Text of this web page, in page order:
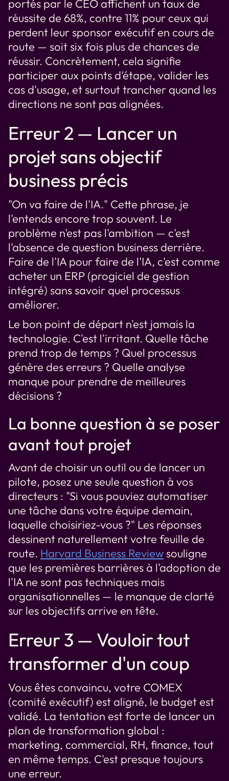
portés par le CEO affichent un taux de
réussite de 68%, contre 11% pour ceux qui
perdent leur sponsor exécutif en cours de
route — soit six fois plus de chances de
réussir. Concrètement, cela signifie
participer aux points d'étape, valider les
cas d'usage, et surtout trancher quand les
directions ne sont pas alignées.
Erreur 2 — Lancer un
projet sans objectif
business précis
"On va faire de l'IA." Cette phrase, je
l'entends encore trop souvent. Le
problème n'est pas l'ambition — c'est
l'absence de question business derrière.
Faire de l'IA pour faire de l'IA, c'est comme
acheter un ERP (progiciel de gestion
intégré) sans savoir quel processus
améliorer.
Le bon point de départ n'est jamais la
technologie. C'est l'irritant. Quelle tâche
prend trop de temps ? Quel processus
génère des erreurs ? Quelle analyse
manque pour prendre de meilleures
décisions ?
La bonne question à se poser
avant tout projet
Avant de choisir un outil ou de lancer un
pilote, posez une seule question à vos
directeurs : "Si vous pouviez automatiser
une tâche dans votre équipe demain,
laquelle choisiriez-vous ?" Les réponses
dessinent naturellement votre feuille de
route. Harvard Business Reviewsouligne
que les premières barrières à l'adoption de
l'IA ne sont pas techniques mais
organisationnelles — le manque de clarté
sur les objectifs arrive en tête.
Erreur 3 — Vouloir tout
transformer d'un coup
Vous êtes convaincu, votre COMEX
(comité exécutif) est aligné, le budget est
validé. La tentation est forte de lancer un
plan de transformation global :
marketing, commercial, RH, finance, tout
en même temps. C'est presque toujours
une erreur.